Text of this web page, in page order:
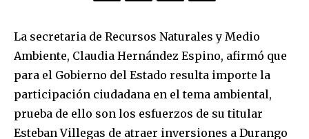
La secretaria de Recursos Naturales y Medio
Ambiente, Claudia Hernández Espino, afirmó que
para el Gobierno del Estado resulta importe la
participación ciudadana en el tema ambiental,
prueba de ello son los esfuerzos de su titular
Esteban Villegas de atraer inversiones a Durango